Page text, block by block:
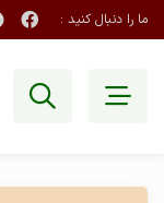
ما را دنبال کنید :